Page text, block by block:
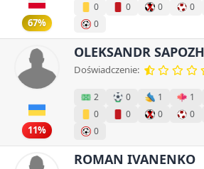
67%
0
0 0 0
0
11%
OLEKSANDR
Doświadczenie:
2 0 1 1
0
0 0 0
0
ROMAN IVANENKO